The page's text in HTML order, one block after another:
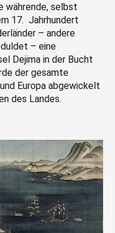
währende, selbst
17. Jahrhundert
– andere
– eine
Dejima in der Bucht
der gesamte
Europa abgewickelt
des Landes.